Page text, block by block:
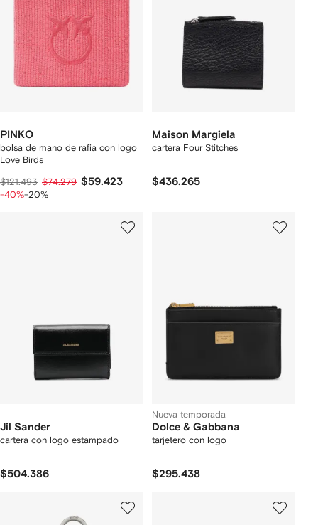
PINKO
bolsa de mano de rafia con logo
Love Birds
$121.493 $74.279 $59.423
-40%-20%
Maison Margiela
cartera Four Stitches
$436.265
Jil Sander
cartera con logo estampado
$504.386
Nueva temporada
Dolce & Gabbana
tarjetero con logo
$295.438